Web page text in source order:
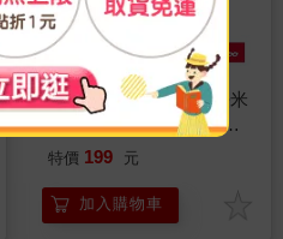
【Familidoo 法米多】法米
多動物家族環保提袋－小
兔紫
特價 199 元
加入購物車